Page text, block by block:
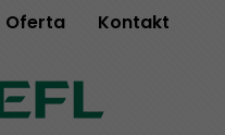
Oferta Kontakt